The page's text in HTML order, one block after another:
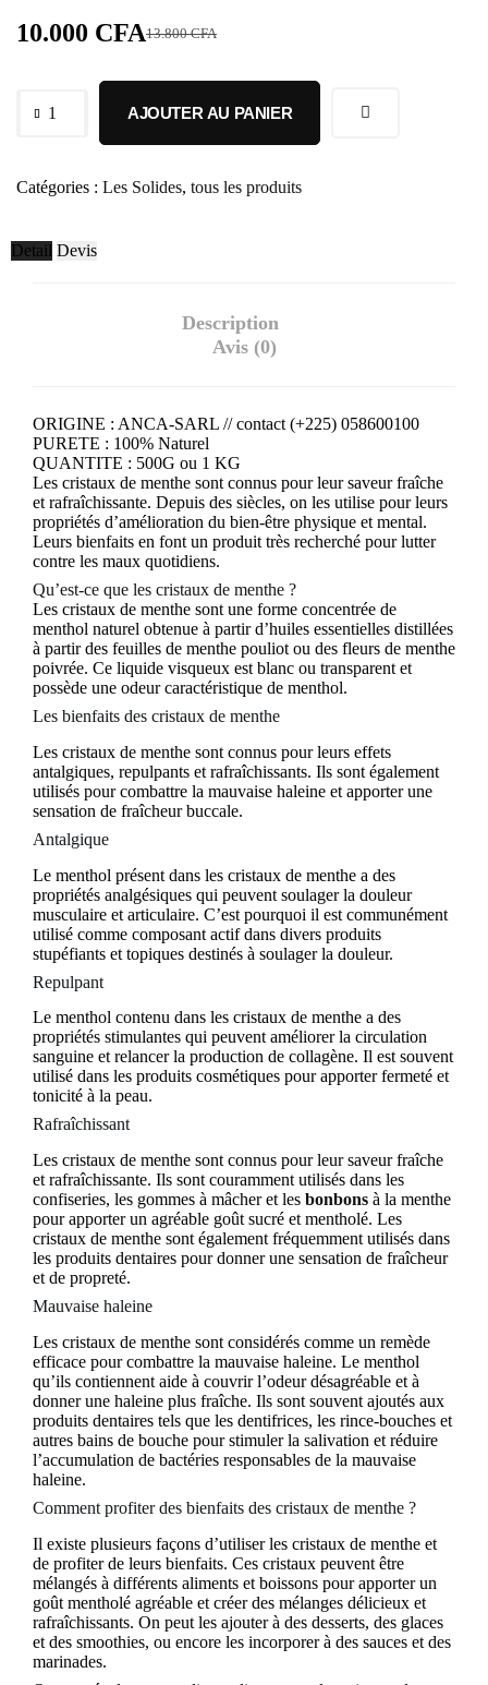
13.800CFA
10.000 CFA
AJOUTER AU PANIER
Catégories : Les Solides, tous les produits
Detail Devis
Description
Avis (0)
ORIGINE : ANCA-SARL // contact (+225) 058600100
PURETE : 100% Naturel
QUANTITE : 500G ou 1 KG
Les cristaux de menthe sont connus pour leur saveur fraîche
et rafraîchissante. Depuis des siècles, on les utilise pour leurs
propriétés d’amélioration du bien-être physique et mental.
Leurs bienfaits en font un produit très recherché pour lutter
contre les maux quotidiens.
Qu’est-ce que les cristaux de menthe ?
Les cristaux de menthe sont une forme concentrée de
menthol naturel obtenue à partir d’huiles essentielles distillées
à partir des feuilles de menthe pouliot ou des fleurs de menthe
poivrée. Ce liquide visqueux est blanc ou transparent et
possède une odeur caractéristique de menthol.
Les bienfaits des cristaux de menthe
Les cristaux de menthe sont connus pour leurs effets
antalgiques, repulpants et rafraîchissants. Ils sont également
utilisés pour combattre la mauvaise haleine et apporter une
sensation de fraîcheur buccale.
Antalgique
Le menthol présent dans les cristaux de menthe a des
propriétés analgésiques qui peuvent soulager la douleur
musculaire et articulaire. C’est pourquoi il est communément
utilisé comme composant actif dans divers produits
stupéfiants et topiques destinés à soulager la douleur.
Repulpant
Le menthol contenu dans les cristaux de menthe a des
propriétés stimulantes qui peuvent améliorer la circulation
sanguine et relancer la production de collagène. Il est souvent
utilisé dans les produits cosmétiques pour apporter fermeté et
tonicité à la peau.
Rafraîchissant
Les cristaux de menthe sont connus pour leur saveur fraîche
et rafraîchissante. Ils sont couramment utilisés dans les
confiseries, les gommes à mâcher et les bonbons à la menthe
pour apporter un agréable goût sucré et mentholé. Les
cristaux de menthe sont également fréquemment utilisés dans
les produits dentaires pour donner une sensation de fraîcheur
et de propreté.
Mauvaise haleine
Les cristaux de menthe sont considérés comme un remède
efficace pour combattre la mauvaise haleine. Le menthol
qu’ils contiennent aide à couvrir l’odeur désagréable et à
donner une haleine plus fraîche. Ils sont souvent ajoutés aux
produits dentaires tels que les dentifrices, les rince-bouches et
autres bains de bouche pour stimuler la salivation et réduire
l’accumulation de bactéries responsables de la mauvaise
haleine.
Comment profiter des bienfaits des cristaux de menthe ?
Il existe plusieurs façons d’utiliser les cristaux de menthe et
de profiter de leurs bienfaits. Ces cristaux peuvent être
mélangés à différents aliments et boissons pour apporter un
goût mentholé agréable et créer des mélanges délicieux et
rafraîchissants. On peut les ajouter à des desserts, des glaces
et des smoothies, ou encore les incorporer à des sauces et des
marinades.